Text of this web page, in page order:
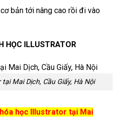
bản tới nâng cao rồi đi vào
HỌC ILLUSTRATOR
Mai Dịch, Cầu Giấy, Hà Nội
học Illustrator tại Mai